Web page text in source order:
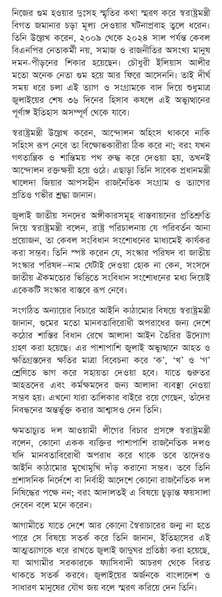
নিজের গুম হওয়ার দুঃসহ স্মৃতির কথা স্মরণ করে স্বরাষ্ট্রমন্ত্রী
বিগত জমানার চড়া মূল্য দেওয়ার ঘটনাপ্রবাহ তুলে ধরেন।
তিনি উল্লেখ করেন, ২০০৯ থেকে ২০২৪ সাল পর্যন্ত কেবল
বিএনপির নেতাকর্মী নয়, সমাজ ও রাজনীতির অসংখ্য মানুষ
দমন-পীড়নের শিকার হয়েছেন। চৌধুরী ইলিয়াস আলীর
মতো অনেক নেতা গুম হয়ে আর ফিরে আসেননি। তাই দীর্ঘ
সময় ধরে চলা এই ত্যাগ ও সংগ্রামকে বাদ দিয়ে শুধুমাত্র
জুলাইয়ের শেষ ৩৬ দিনের হিসাব কষলে এই অভ্যুত্থানের
পূর্ণাঙ্গ ইতিহাস অসম্পূর্ণ থেকে যাবে।
স্বরাষ্ট্রমন্ত্রী উল্লেখ করেন, আন্দোলন অহিংস থাকবে নাকি
সহিংস রূপ নেবে তা বিক্ষোভকারীরা ঠিক করে না; বরং যখন
গণতান্ত্রিক ও শান্তিময় পথ রুদ্ধ করে দেওয়া হয়, তখনই
আন্দোলন রক্তক্ষয়ী হয়ে ওঠে। এছাড়া তিনি সাবেক প্রধানমন্ত্রী
খালেদা জিয়ার আপসহীন রাজনৈতিক সংগ্রাম ও ত্যাগের
প্রতিও গভীর শ্রদ্ধা জানান।
জুলাই জাতীয় সনদের অঙ্গীকারসমূহ বাস্তবায়নের প্রতিশ্রুতি
দিয়ে স্বরাষ্ট্রমন্ত্রী বলেন, রাষ্ট্র পরিচালনায় যে পরিবর্তন আনা
প্রয়োজন, তা কেবল সংবিধান সংশোধনের মাধ্যমেই কার্যকর
করা সম্ভব। তিনি স্পষ্ট করেন যে, সংস্কার পরিষদ বা জাতীয়
সংস্কার পরিষদ—নাম যেটাই দেওয়া হোক না কেন, সংসদে
জাতীয় ঐকমত্যের ভিত্তিতে সংবিধান সংশোধনের মধ্য দিয়েই
একেকটি সংস্কার বাস্তবে রূপ নেবে।
সংগঠিত অন্যায়ের বিচারে আইনি কাঠামোর বিষয়ে স্বরাষ্ট্রমন্ত্রী
জানান, গুমের মতো মানবতাবিরোধী অপরাধের জন্য দেশে
কঠোর শাস্তির বিধান রেখে আলাদা আইন তৈরির উদ্যোগ
গ্রহণ করা হয়েছে। এর পাশাপাশি জুলাই অভ্যুত্থানে আহত ও
ক্ষতিগ্রস্তদের ক্ষতির মাত্রা বিবেচনা করে ‘ক’, ‘খ’ ও ‘গ’
শ্রেণিতে ভাগ করে সহায়তা দেওয়া হবে। যাতে গুরুতর
আহতদের এবং কর্মক্ষমদের জন্য আলাদা ব্যবস্থা নেওয়া
সম্ভব হয়। এখনো যারা তালিকার বাইরে রয়ে গেছেন, তাঁদের
নিবন্ধনের অন্তর্ভুক্ত করার আশ্বাসও দেন তিনি।
ক্ষমতাচ্যুত দল আওয়ামী লীগের বিচার প্রসঙ্গে স্বরাষ্ট্রমন্ত্রী
বলেন, কোনো একক ব্যক্তির পাশাপাশি রাজনৈতিক দলও
যদি মানবতাবিরোধী অপরাধ করে থাকে তবে তাদেরও
আইনি কাঠামোর মুখোমুখি দাঁড় করানো সম্ভব। তবে তিনি
প্রশাসনিক নির্দেশে বা নির্বাহী আদেশে কোনো রাজনৈতিক দল
নিষিদ্ধের পক্ষে নন; বরং আদালতই এ বিষয়ে চুড়ান্ত ফয়সালা
দেবেন বলে মনে করেন।
আগামীতে যাতে দেশে আর কোনো স্বৈরাচারের জন্ম না হতে
পারে সে বিষয়ে সতর্ক করে তিনি জানান, ইতিহাসের এই
আত্মত্যাগকে ধরে রাখতে জুলাই জাদুঘর প্রতিষ্ঠা করা হয়েছে,
যা আগামীর সরকারকে ফ্যাসিবাদী আচরণ থেকে বিরত
থাকতে সতর্ক করবে। জুলাইয়ের অর্জনকে বাংলাদেশ ও
সাধারণ মানুষের যৌথ জয় বলে স্মরণ করিয়ে দেন তিনি।